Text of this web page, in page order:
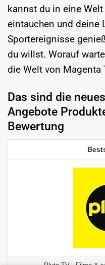
kannst du in eine
eintauchen und deine
Sportereignisse
du willst. Worauf
die Welt von Magenta
Das sind die
Angebote
Bewertung